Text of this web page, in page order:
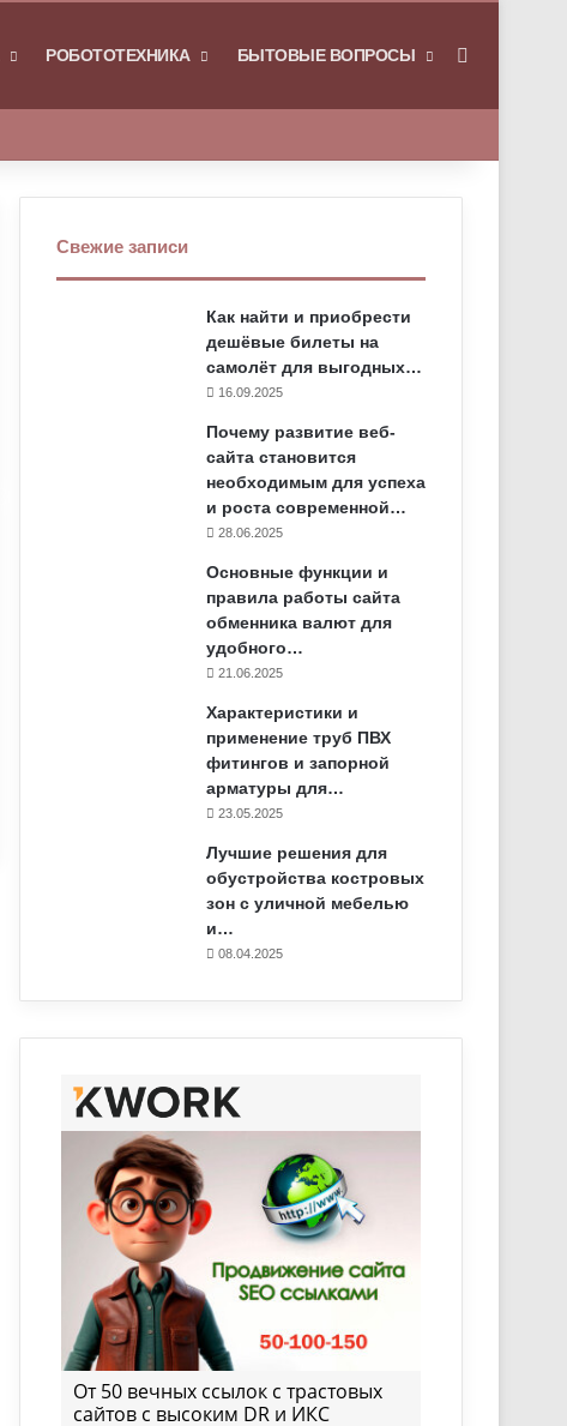
РОБОТОТЕХНИКА БЫТОВЫЕ ВОПРОСЫ
Свежие записи
Как найти и приобрести
дешёвые билеты на
самолёт для выгодных…
16.09.2025
Почему развитие веб-
сайта становится
необходимым для успеха
и роста современной…
28.06.2025
Основные функции и
правила работы сайта
обменника валют для
удобного…
21.06.2025
Характеристики и
применение труб ПВХ
фитингов и запорной
арматуры для…
23.05.2025
Лучшие решения для
обустройства костровых
зон с уличной мебелью
и…
08.04.2025